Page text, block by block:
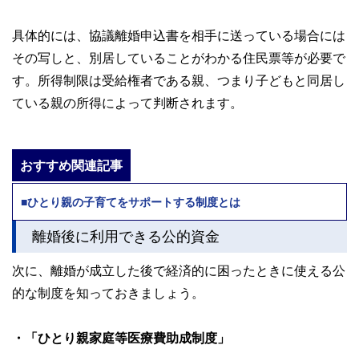
具体的には、協議離婚申込書を相手に送っている場合には
その写しと、別居していることがわかる住民票等が必要で
す。所得制限は受給権者である親、つまり子どもと同居し
ている親の所得によって判断されます。
おすすめ関連記事
■ひとり親の子育てをサポートする制度とは
離婚後に利用できる公的資金
次に、離婚が成立した後で経済的に困ったときに使える公
的な制度を知っておきましょう。
・「ひとり親家庭等医療費助成制度」